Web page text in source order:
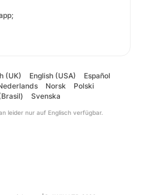
(UK) English (USA)
Español
Norsk
Polski
Svenska
leider nur auf Englisch verfügbar.